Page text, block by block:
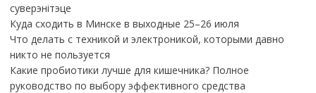
суверэнітэце
Куда сходить в Минске в выходные 25–26 июля
Что делать с техникой и электроникой, которыми давно
никто не пользуется
Какие пробиотики лучше для кишечника? Полное
руководство по выбору эффективного средства